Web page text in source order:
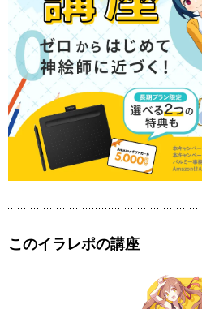
このイラレポの講座